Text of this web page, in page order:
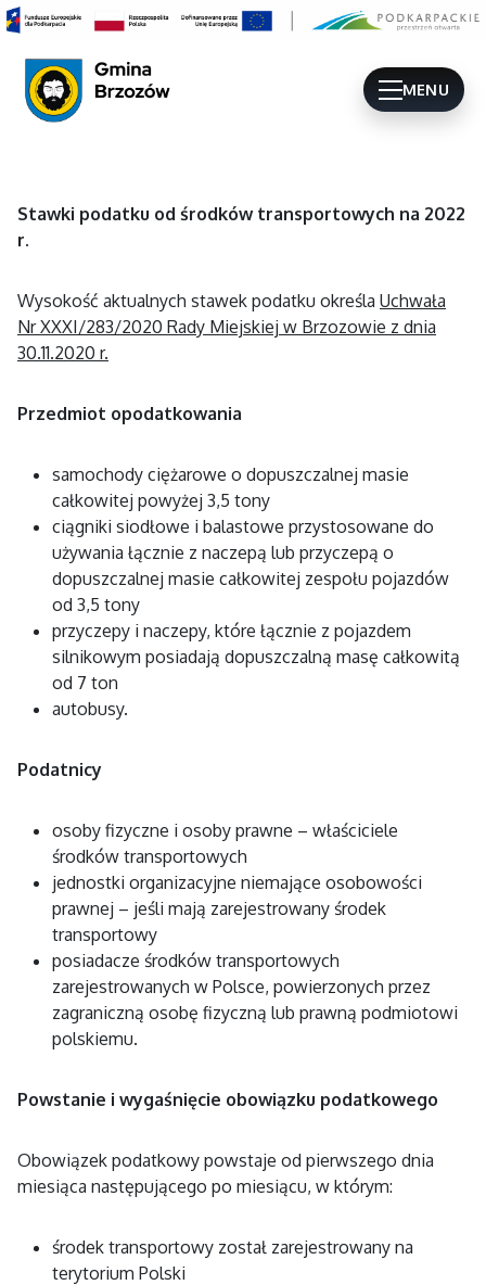
MENU
Stawki podatku od środków transportowych na 2022
r.
Wysokość aktualnych stawek podatku określa Uchwała
Nr XXXI/283/2020 Rady Miejskiej w Brzozowie z dnia
30.11.2020 r.
Przedmiot opodatkowania
samochody ciężarowe o dopuszczalnej masie
całkowitej powyżej 3,5 tony
ciągniki siodłowe i balastowe przystosowane do
używania łącznie z naczepą lub przyczepą o
dopuszczalnej masie całkowitej zespołu pojazdów
od 3,5 tony
przyczepy i naczepy, które łącznie z pojazdem
silnikowym posiadają dopuszczalną masę całkowitą
od 7 ton
autobusy.
Podatnicy
osoby fizyczne i osoby prawne – właściciele
środków transportowych
jednostki organizacyjne niemające osobowości
prawnej – jeśli mają zarejestrowany środek
transportowy
posiadacze środków transportowych
zarejestrowanych w Polsce, powierzonych przez
zagraniczną osobę fizyczną lub prawną podmiotowi
polskiemu.
Powstanie i wygaśnięcie obowiązku podatkowego
Obowiązek podatkowy powstaje od pierwszego dnia
miesiąca następującego po miesiącu, w którym:
środek transportowy został zarejestrowany na
terytorium Polski